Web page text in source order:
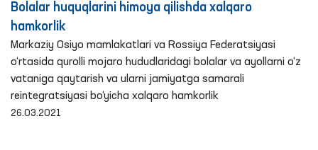
Bolalar huquqlarini himoya qilishda xalqaro
hamkorlik
Markaziy Osiyo mamlakatlari va Rossiya Federatsiyasi
o‘rtasida qurolli mojaro hududlaridagi bolalar va ayollarni o‘z
vataniga qaytarish va ularni jamiyatga samarali
reintegratsiyasi bo‘yicha xalqaro hamkorlik
26.03.2021